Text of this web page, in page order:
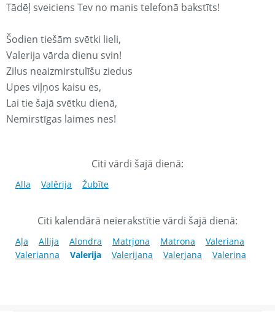
Tādēļ sveiciens Tev no manis telefonā bakstīts!
Šodien tiešām svētki lieli,
Valerija vārda dienu svin!
Zilus neaizmirstulīšu ziedus
Upes viļņos kaisu es,
Lai tie šajā svētku dienā,
Nemirstīgas laimes nes!
Citi vārdi šajā dienā:
Alla Valērija Žubīte
Citi kalendārā neierakstītie vārdi šajā dienā:
Aļa Allija Alondra Matrjona Matrona
Valeriana
Valerianna
Valerija Valerijana Valerjana Valerina